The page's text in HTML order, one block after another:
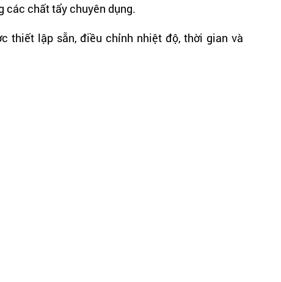
các chất tẩy chuyên dụng.
thiết lập sẵn, điều chỉnh nhiệt độ, thời gian và